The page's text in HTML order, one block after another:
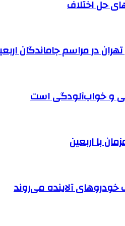
حل اختلاف
و خواب‌آلودگی است
خودروهای آلاینده می‌روند